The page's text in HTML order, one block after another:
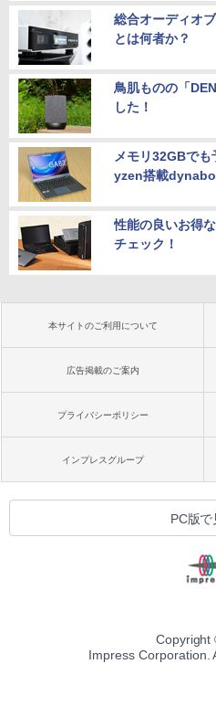
総合オーディオ
とは何者か？
鳥肌ものの「
した！
メモリ32GBで
yzen搭載
性能の良いお得
チェック！
本サイトのご利用について
広告掲載のご案内
プライバシーポリシー
インプレスグループ
PC版で
Copyright
Impress Corporation.